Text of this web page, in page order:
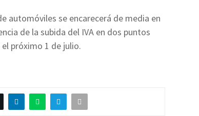
automóviles se encarecerá de media en
de la subida del IVA en dos puntos
próximo 1 de julio.